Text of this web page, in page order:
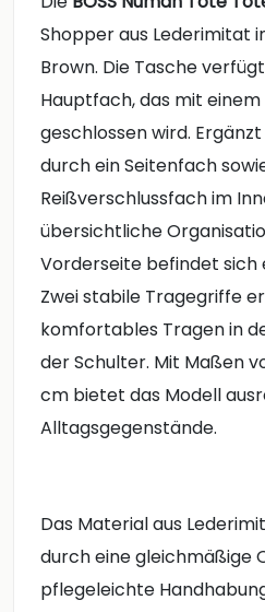
Shopper aus Lederimitat
Brown. Die Tasche
Hauptfach, das mit
geschlossen wird.
durch ein Seitenfach
Reißverschlussfach im
übersichtliche
Vorderseite befindet sich
Zwei stabile Tragegriffe
komfortables Tragen in
der Schulter. Mit Maßen
cm bietet das Modell
Alltagsgegenstände.
Das Material aus
durch eine gleichmäßige
pflegeleichte